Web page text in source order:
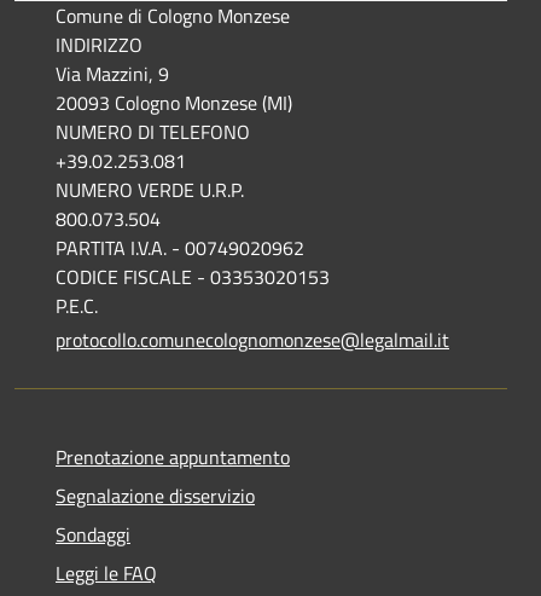
Comune di Cologno Monzese
INDIRIZZO
Via Mazzini, 9
20093 Cologno Monzese (MI)
NUMERO DI TELEFONO
+39.02.253.081
NUMERO VERDE U.R.P.
800.073.504
PARTITA I.V.A. - 00749020962
CODICE FISCALE - 03353020153
P.E.C.
protocollo.comunecolognomonzese@legalmail.it
Prenotazione appuntamento
Segnalazione disservizio
Sondaggi
Leggi le FAQ